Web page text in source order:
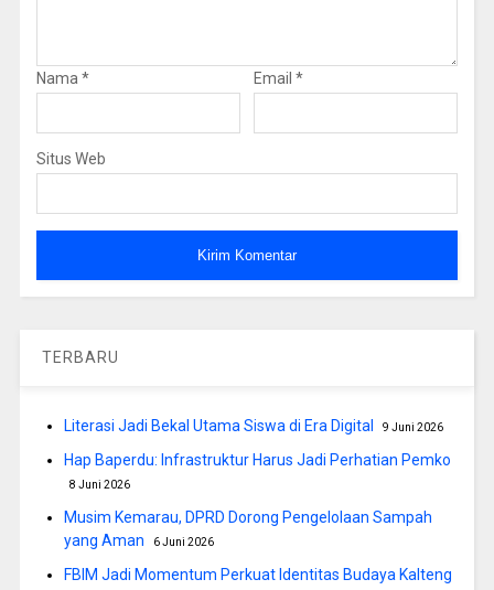
Nama* Email *
Situs Web
TERBARU
Literasi Jadi Bekal Utama Siswa di Era Digital 9 Juni 2026
Hap Baperdu: Infrastruktur Harus Jadi Perhatian Pemko
8 Juni 2026
Musim Kemarau, DPRD Dorong Pengelolaan Sampah
yang Aman
6 Juni 2026
FBIM Jadi Momentum Perkuat Identitas Budaya Kalteng